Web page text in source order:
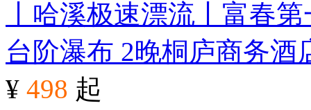
丨哈溪极速漂流丨富春
台阶瀑布 2晚桐庐商务
¥ 498 起